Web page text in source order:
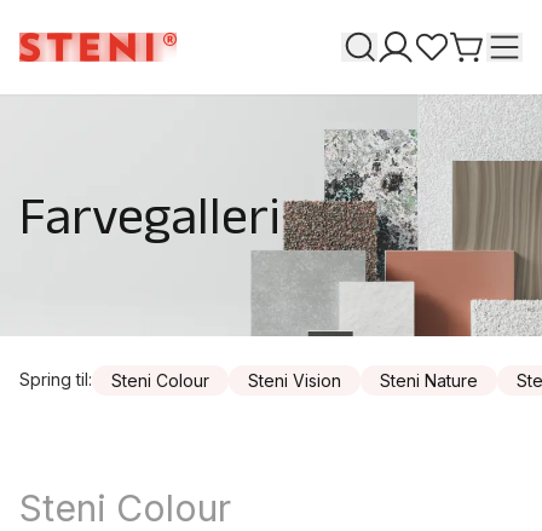
Søge
Mine sider
Favoritter
Gå til
Farvegalleri
Spring til: Steni Colour Steni Vision Steni Nature
Steni Colour